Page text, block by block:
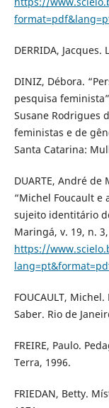
DERRIDA,
DINIZ, Débora.
pesquisa
Susane Rodrigues
feministas e de
Santa Catarina:
DUARTE, André de
“Michel Foucault e
sujeito identitário
Maringá, v. 19, n.
https://
FOUCAULT,
Saber. Rio de
FREIRE, Paulo.
Terra, 1996.
FRIEDAN, Betty.